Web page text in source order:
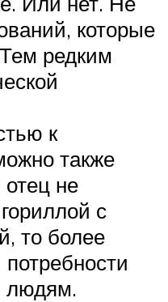
которые
редким
к
также
не
с
то более
людям.